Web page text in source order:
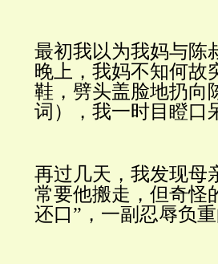
最初我以为我妈与陈
晚上，我妈不知何故
鞋，劈头盖脸地扔向
词），我一时目瞪口
再过几天，我发现母
常要他搬走，但奇怪
还口”，一副忍辱负重